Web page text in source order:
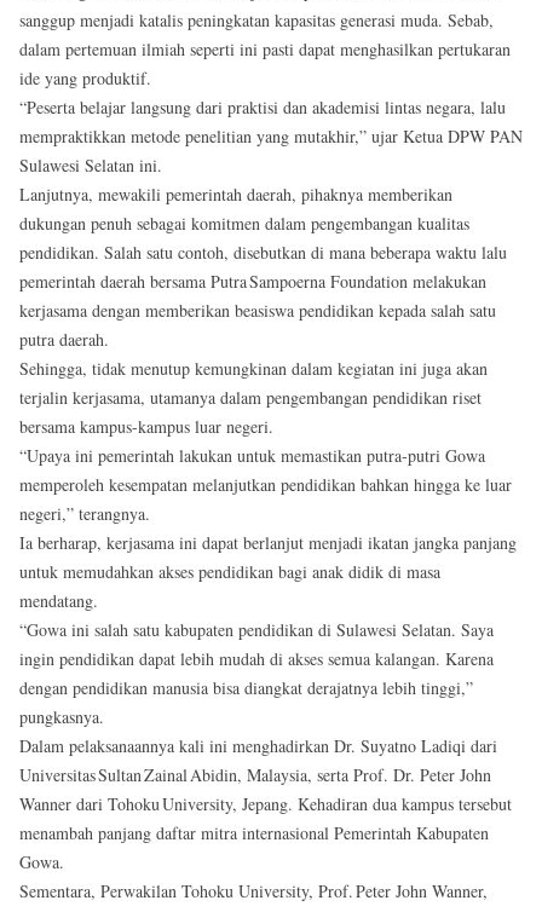
sanggup menjadi katalis peningkatan kapasitas generasi muda. Sebab,
dalam pertemuan ilmiah seperti ini pasti dapat menghasilkan pertukaran
ide yang produktif.
“Peserta belajar langsung dari praktisi dan akademisi lintas negara, lalu
mempraktikkan metode penelitian yang mutakhir,” ujar Ketua DPW PAN
Sulawesi Selatan ini.
Lanjutnya, mewakili pemerintah daerah, pihaknya memberikan
dukungan penuh sebagai komitmen dalam pengembangan kualitas
pendidikan. Salah satu contoh, disebutkan di mana beberapa waktu lalu
pemerintah daerah bersama Putra Sampoerna Foundation melakukan
kerjasama dengan memberikan beasiswa pendidikan kepada salah satu
putra daerah.
Sehingga, tidak menutup kemungkinan dalam kegiatan ini juga akan
terjalin kerjasama, utamanya dalam pengembangan pendidikan riset
bersama kampus-kampus luar negeri.
“Upaya ini pemerintah lakukan untuk memastikan putra‑putri Gowa
memperoleh kesempatan melanjutkan pendidikan bahkan hingga ke luar
negeri,” terangnya.
Ia berharap, kerjasama ini dapat berlanjut menjadi ikatan jangka panjang
untuk memudahkan akses pendidikan bagi anak didik di masa
mendatang.
“Gowa ini salah satu kabupaten pendidikan di Sulawesi Selatan. Saya
ingin pendidikan dapat lebih mudah di akses semua kalangan. Karena
dengan pendidikan manusia bisa diangkat derajatnya lebih tinggi,”
pungkasnya.
Dalam pelaksanaannya kali ini menghadirkan Dr. Suyatno Ladiqi dari
Universitas Sultan Zainal Abidin, Malaysia, serta Prof. Dr. Peter John
Wanner dari Tohoku University, Jepang. Kehadiran dua kampus tersebut
menambah panjang daftar mitra internasional Pemerintah Kabupaten
Gowa.
Sementara, Perwakilan Tohoku University, Prof. Peter John Wanner,